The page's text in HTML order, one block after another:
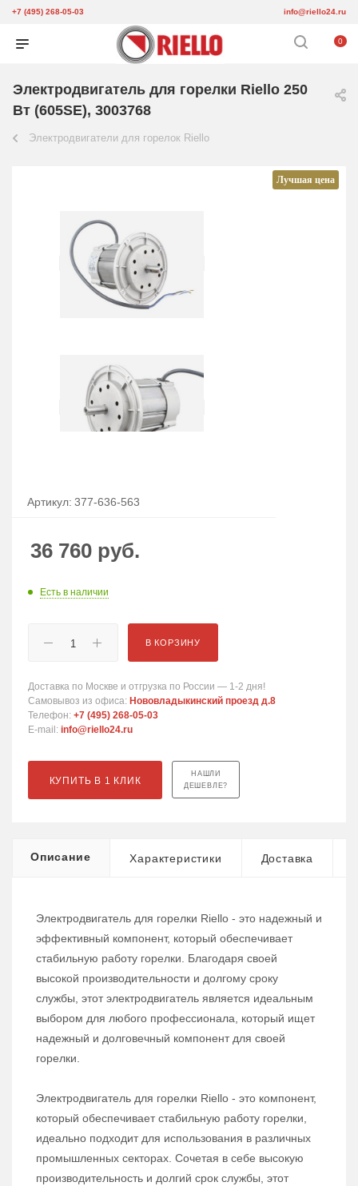
+7 (495) 268-05-03 info@riello24.ru
0
Электродвигатель для горелки Riello 250
Вт (605SE), 3003768
Электродвигатели для горелок Riello
Лучшая цена
Артикул: 377-636-563
36 760 руб.
Есть в наличии
В КОРЗИНУ
Доставка по Москве и отгрузка по России — 1-2 дня!
Самовывоз из офиса: Нововладыкинский проезд д.8
Телефон: +7 (495) 268-05-03
E-mail: info@riello24.ru
КУПИТЬ В 1 КЛИК
НАШЛИ
ДЕШЕВЛЕ?
Описание Характеристики Доставка
Электродвигатель для горелки Riello - это надежный и
эффективный компонент, который обеспечивает
стабильную работу горелки. Благодаря своей
высокой производительности и долгому сроку
службы, этот электродвигатель является идеальным
выбором для любого профессионала, который ищет
надежный и долговечный компонент для своей
горелки.
Электродвигатель для горелки Riello - это компонент,
который обеспечивает стабильную работу горелки,
идеально подходит для использования в различных
промышленных секторах. Сочетая в себе высокую
производительность и долгий срок службы, этот